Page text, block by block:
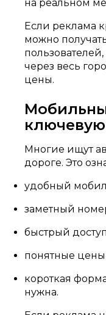
на реальном
Если реклама
можно
через весь
цены.
Многие ищут
дороге. Это
удобный
заметный
быстрый
понятные
короткая
нужна.